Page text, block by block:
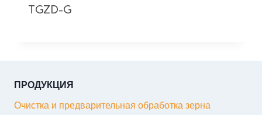
TGZD-G
ПРОДУКЦИЯ
Очистка и предварительная обработка зерна